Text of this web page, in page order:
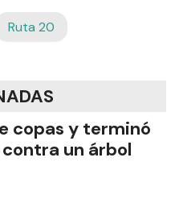
Ruta 20
copas y terminó
un árbol